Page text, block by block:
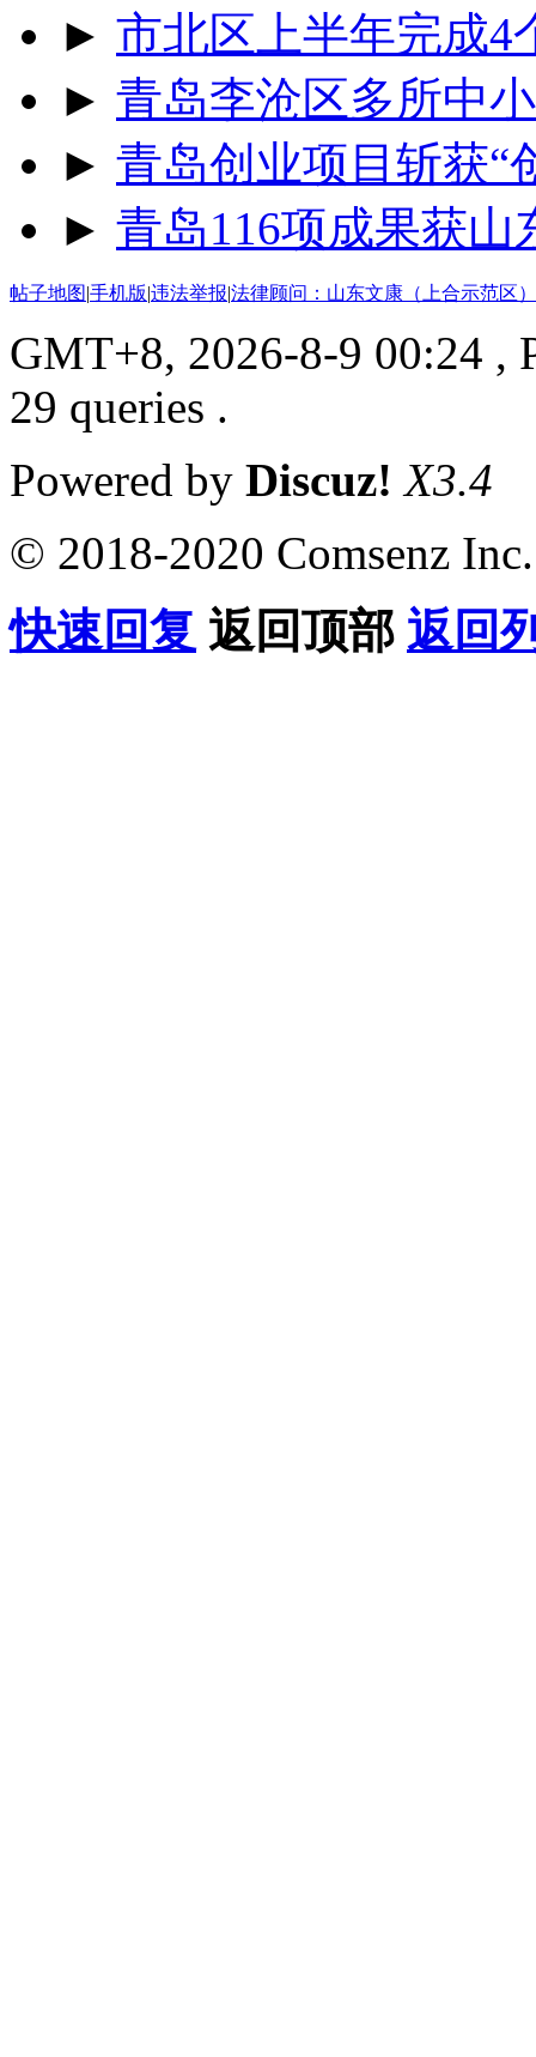
► 市北区上半年完成4
► 青岛李沧区多所中
► 青岛创业项目斩获“
► 青岛116项成果获
帖子地图|手机版|违法举报|法律顾问：山东文康（上合示范区
GMT+8, 2026-8-9 00:24 ,
29 queries .
Powered by Discuz! X3.4
© 2018-2020 Comsenz Inc.
快速回复 返回顶部 返回